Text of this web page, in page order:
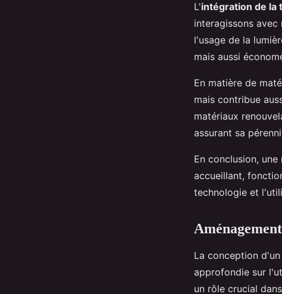
L'intégration de la
interagissons
l'usage de la
mais aussi
En matière de
mais contribue
matériaux
assurant sa
En conclusion,
accueillant,
technologie et
La conception d'un
approfondie sur
un rôle crucial